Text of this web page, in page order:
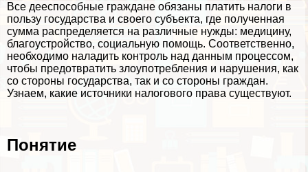
Все дееспособные граждане обязаны платить налоги в
пользу государства и своего субъекта, где полученная
сумма распределяется на различные нужды: медицину,
благоустройство, социальную помощь. Соответственно,
необходимо наладить контроль над данным процессом,
чтобы предотвратить злоупотрeбления и нарушения, как
со стороны государства, так и со стороны граждан.
Узнаем, какие источники налогового права существуют.
Понятие